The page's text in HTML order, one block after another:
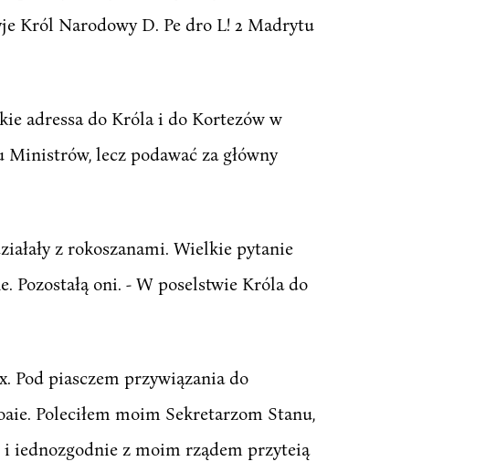
Król Narodowy D. Pe dro L! 2 Madrytu
adressa do Króla i do Kortezów w
Ministrów, lecz podawać za główny
z rokoszanami. Wielkie pytanie
Pozostałą oni. - W poselstwie Króla do
Pod piasczem przywiązania do
Poleciłem moim Sekretarzom Stanu,
iednozgodnie z moim rządem przyteią